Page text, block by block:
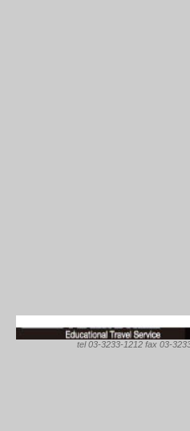
tel 03-3233-1212 fax 03-